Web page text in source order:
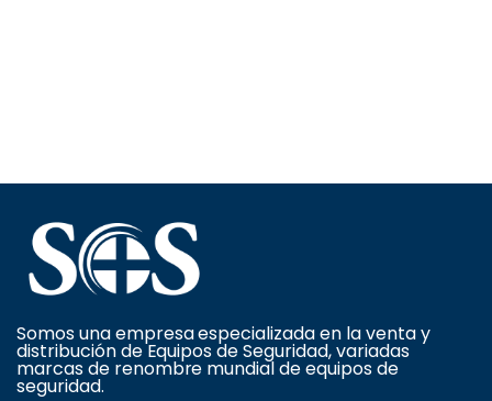
Somos una empresa especializada en la venta y
distribución de Equipos de Seguridad, variadas
marcas de renombre mundial de equipos de
seguridad.